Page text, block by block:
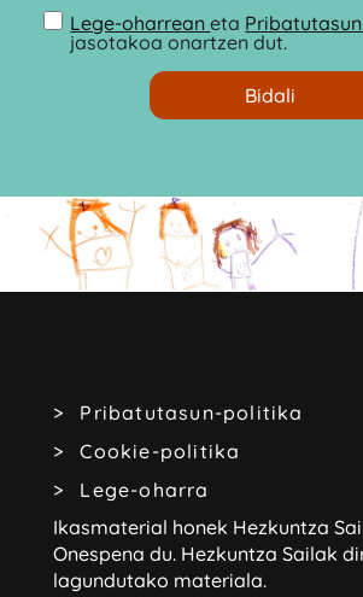
Lege-oharreaneta
jasotakoa onartzen dut.
Pribatutasun-politika
Cookie-politika
Lege-oharra
Ikasmaterial honek Hezkuntza
Onespena du. Hezkuntza Sailak
lagundutako materiala.